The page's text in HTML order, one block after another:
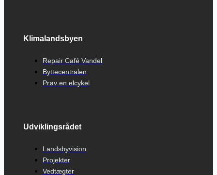
Klimalandsbyen
Repair Café Vandel
Byttecentralen
Prøv en elcykel
Udviklingsrådet
Landsbyvision
Projekter
Vedtægter